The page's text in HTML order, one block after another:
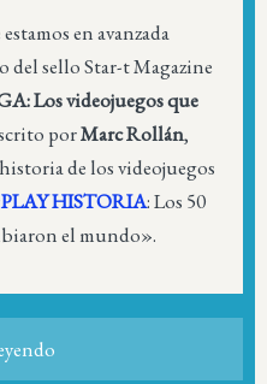
en avanzada
sello Star-t Magazine
Los videojuegos que
porMarc Rollán,
de los videojuegos
PLAY HISTORIA: Los 50
el mundo».